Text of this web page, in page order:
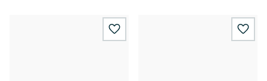
wishlist.add